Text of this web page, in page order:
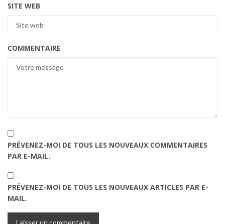
SITE WEB
COMMENTAIRE
PRÉVENEZ-MOI DE TOUS LES NOUVEAUX COMMENTAIRES
PAR E-MAIL.
PRÉVENEZ-MOI DE TOUS LES NOUVEAUX ARTICLES PAR E-
MAIL.